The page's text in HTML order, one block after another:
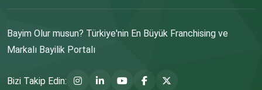
Bayim Olur musun? Türkiye'nin En Büyük Franchising ve
Markalı Bayilik Portalı
Bizi Takip Edin: